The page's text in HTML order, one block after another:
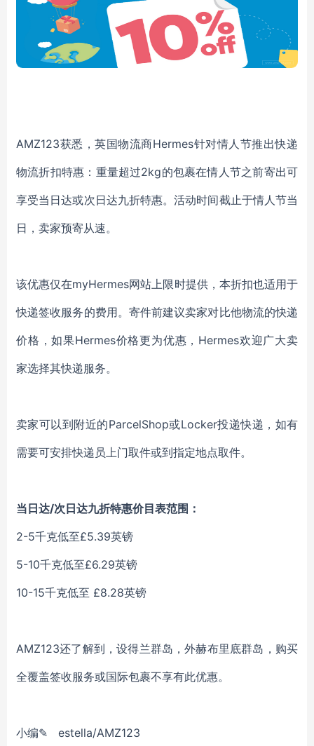
AMZ123获悉，英国物流商Hermes针对情人节推出快递
物流折扣特惠：重量超过2kg的包裹在情人节之前寄出可
享受当日达或次日达九折特惠。活动时间截止于情人节当
日，卖家预寄从速。
该优惠仅在myHermes网站上限时提供，本折扣也适用于
快递签收服务的费用。寄件前建议卖家对比他物流的快递
价格，如果Hermes价格更为优惠，Hermes欢迎广大卖
家选择其快递服务。
卖家可以到附近的ParcelShop或Locker投递快递，如有
需要可安排快递员上门取件或到指定地点取件。
当日达/次日达九折特惠价目表范围：
2-5千克低至£5.39英镑
5-10千克低至£6.29英镑
10-15千克低至 £8.28英镑
AMZ123还了解到，设得兰群岛，外赫布里底群岛，购买
全覆盖签收服务或国际包裹不享有此优惠。
小编✎ estella/AMZ123